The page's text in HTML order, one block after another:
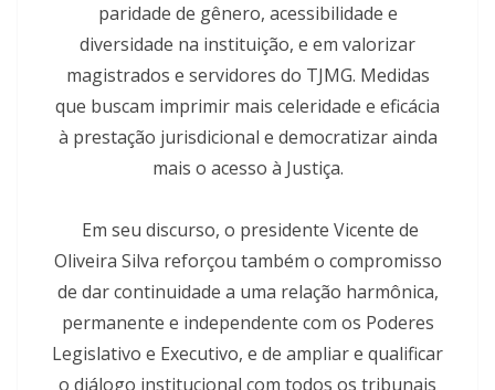
paridade de gênero, acessibilidade e
diversidade na instituição, e em valorizar
magistrados e servidores do TJMG. Medidas
que buscam imprimir mais celeridade e eficácia
à prestação jurisdicional e democratizar ainda
mais o acesso à Justiça.
Em seu discurso, o presidente Vicente de
Oliveira Silva reforçou também o compromisso
de dar continuidade a uma relação harmônica,
permanente e independente com os Poderes
Legislativo e Executivo, e de ampliar e qualificar
o diálogo institucional com todos os tribunais